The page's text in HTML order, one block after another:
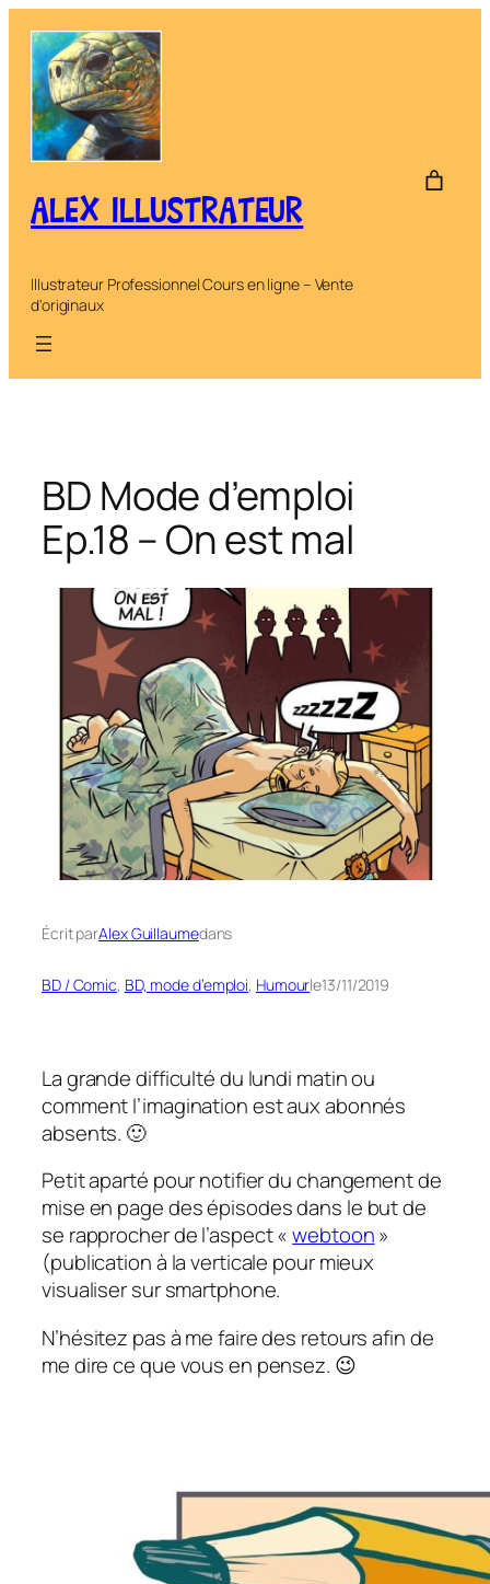
contenu
ALEX ILLUSTRATEUR
Illustrateur Professionnel Cours en ligne – Vente
d'originaux
BD Mode d’emploi
Ep.18 – On est mal
Écrit parAlex Guillaumedans
BD / Comic, BD, mode d’emploi, Humourle13/11/2019
La grande difficulté du lundi matin ou
comment l’imagination est aux abonnés
absents. 🙂
Petit aparté pour notifier du changement de
mise en page des épisodes dans le but de
se rapprocher de l’aspect «webtoon»
(publication à la verticale pour mieux
visualiser sur smartphone.
N’hésitez pas à me faire des retours afin de
me dire ce que vous en pensez. 😉